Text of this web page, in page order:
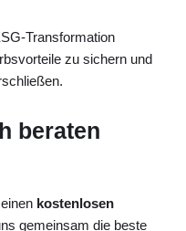
Transformation
zu sichern und
beraten
kostenlosen
gemeinsam die beste